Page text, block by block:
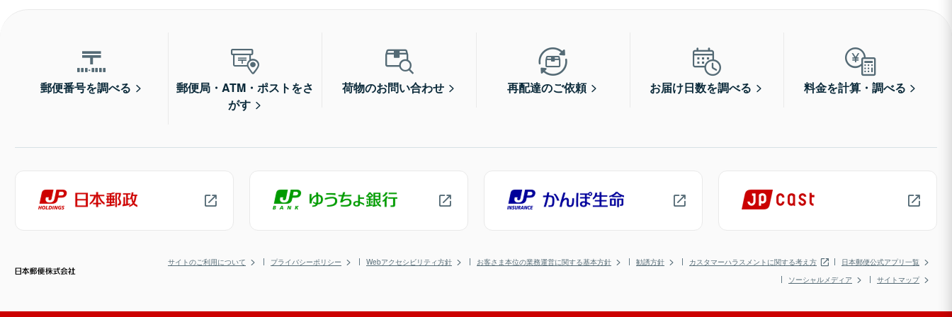
郵便番号を調べる
郵便局・ATM・ポストをさ
がす
荷物のお問い合わせ 再配達のご依頼 お届け日数を調べる 料金を計算・調べる
サイトのご利用について プライバシーポリシー Webアクセシビリティ方針 お客さま本位の業務運営に関する基本方針 勧誘方針 カスタマーハラスメントに関する考え方
日本郵便公式アプリ一覧
ソーシャルメディア
サイトマップ